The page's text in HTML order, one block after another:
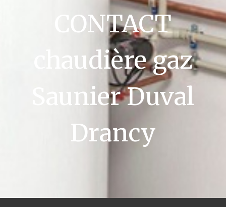
CONTACT
chaudière gaz
Saunier Duval
Drancy